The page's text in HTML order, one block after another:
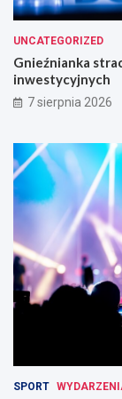
UNCATEGORIZED
Gnieźnianka
inwestycyjnych
7 sierpnia 2026
SPORT